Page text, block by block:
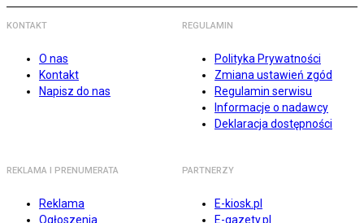
KONTAKT
O nas
Kontakt
Napisz do nas
REGULAMIN
Polityka Prywatności
Zmiana ustawień zgód
Regulamin serwisu
Informacje o nadawcy
Deklaracja dostępności
REKLAMA I PRENUMERATA
Reklama
Ogłoszenia
PARTNERZY
E-kiosk.pl
E-gazety.pl